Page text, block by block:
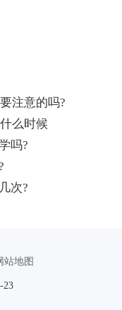
注意的吗?
么时候
吗?
次?
站地图
23